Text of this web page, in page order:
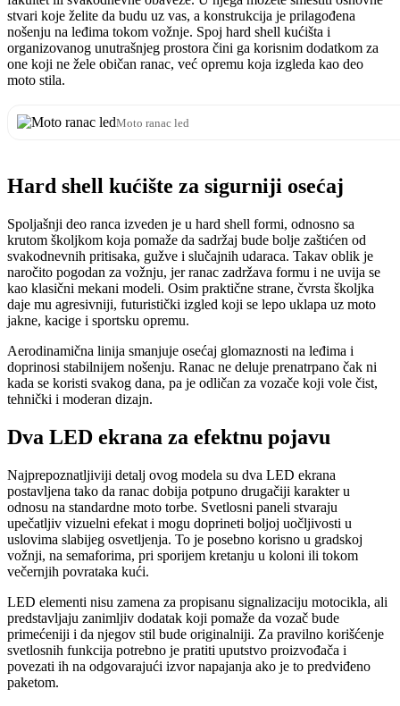
stvari koje želite da budu uz vas, a konstrukcija je prilagođena
nošenju na leđima tokom vožnje. Spoj hard shell kućišta i
organizovanog unutrašnjeg prostora čini ga korisnim dodatkom za
one koji ne žele običan ranac, već opremu koja izgleda kao deo
moto stila.
Moto ranac led
Hard shell kućište za sigurniji osećaj
Spoljašnji deo ranca izveden je u hard shell formi, odnosno sa
krutom školjkom koja pomaže da sadržaj bude bolje zaštićen od
svakodnevnih pritisaka, gužve i slučajnih udaraca. Takav oblik je
naročito pogodan za vožnju, jer ranac zadržava formu i ne uvija se
kao klasični mekani modeli. Osim praktične strane, čvrsta školjka
daje mu agresivniji, futuristički izgled koji se lepo uklapa uz moto
jakne, kacige i sportsku opremu.
Aerodinamična linija smanjuje osećaj glomaznosti na leđima i
doprinosi stabilnijem nošenju. Ranac ne deluje prenatrpano čak ni
kada se koristi svakog dana, pa je odličan za vozače koji vole čist,
tehnički i moderan dizajn.
Dva LED ekrana za efektnu pojavu
Najprepoznatljiviji detalj ovog modela su dva LED ekrana
postavljena tako da ranac dobija potpuno drugačiji karakter u
odnosu na standardne moto torbe. Svetlosni paneli stvaraju
upečatljiv vizuelni efekat i mogu doprineti boljoj uočljivosti u
uslovima slabijeg osvetljenja. To je posebno korisno u gradskoj
vožnji, na semaforima, pri sporijem kretanju u koloni ili tokom
večernjih povrataka kući.
LED elementi nisu zamena za propisanu signalizaciju motocikla, ali
predstavljaju zanimljiv dodatak koji pomaže da vozač bude
primećeniji i da njegov stil bude originalniji. Za pravilno korišćenje
svetlosnih funkcija potrebno je pratiti uputstvo proizvođača i
povezati ih na odgovarajući izvor napajanja ako je to predviđeno
paketom.